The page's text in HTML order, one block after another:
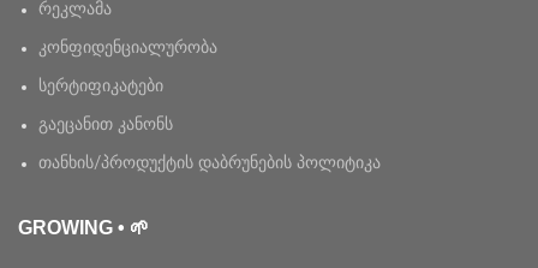
რეკლამა
კონფიდენციალურობა
სერტიფიკატები
გაეცანით კანონს
თანხის/პროდუქტის დაბრუნების პოლიტიკა
GROWING • 🌱